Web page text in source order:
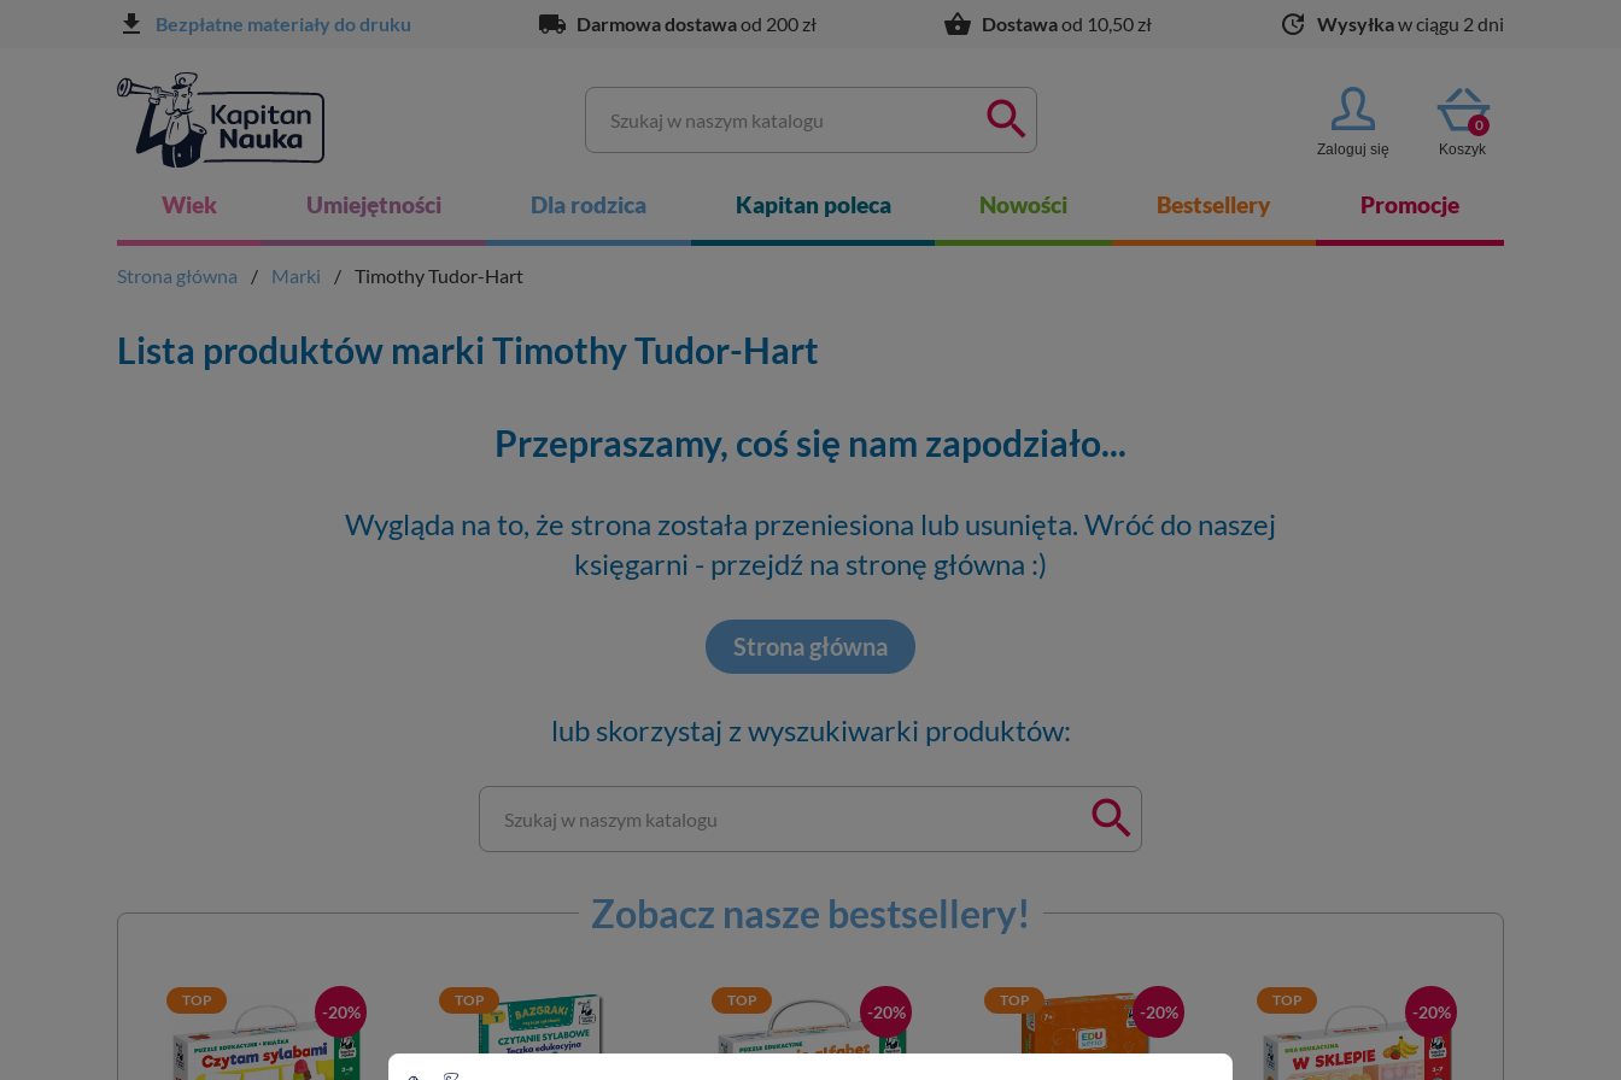
file_download Bezpłatne materiały do druku local_shipping Darmowa dostawaod 200 zł shopping_basket Dostawaod 10,50 zł update Wysyłkaw ciągu 2 dni

Zaloguj się
0
Koszyk
Wiek Umiejętności Dla rodzica Kapitan poleca Nowości Bestsellery Promocje
Strona główna Marki Timothy Tudor-Hart
Lista produktów marki Timothy Tudor-Hart
Przepraszamy, coś się nam zapodziało...
Wygląda na to, że strona została przeniesiona lub usunięta. Wróć do naszej
księgarni - przejdź na stronę główna :)
Strona główna
lub skorzystaj z wyszukiwarki produktów:

Zobacz nasze bestsellery!
TOP
-20%
TOP TOP
-20%
TOP
-20%
TOP
-20%